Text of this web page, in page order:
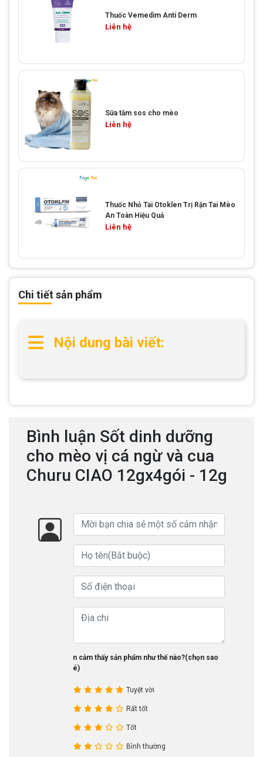
Chi tiết sản phẩm
Nội dung bài viết:
Bình luận Sốt dinh dưỡng
cho mèo vị cá ngừ và cua
Churu CIAO 12gx4gói - 12g
Bạn cảm thấy sản phẩm như thế nào?(chọn sao
nhé)
Tuyệt vời
Rất tốt
Tốt
Bình thường
Thuốc Vemedim Anti Derm
Liên hệ
Sữa tắm sos cho mèo
Liên hệ
Thuốc Nhỏ Tai Otoklen Trị Rận Tai Mèo
An Toàn Hiệu Quả
Liên hệ